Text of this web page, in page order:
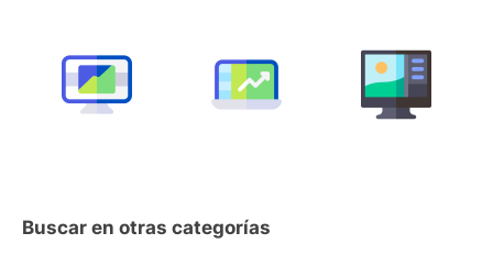
Buscar en otras categorías